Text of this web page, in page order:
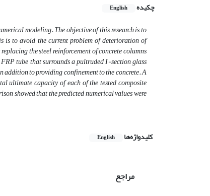
چکیده
English
modeling. The objective of this research is to
is to avoid the current problem of deterioration of
the steel reinforcement of concrete columns
tube that surrounds a pultruded I-section glass
to providing confinement to the concrete. A
ultimate capacity of each of the tested composite
showed that the predicted numerical values were
کلیدواژه‌ها English
مراجع